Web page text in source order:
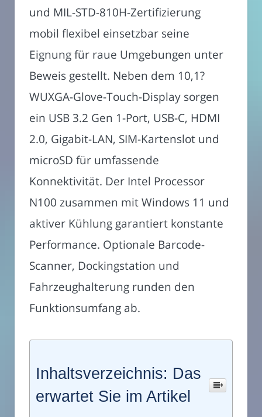
und MIL-STD-810H-Zertifizierung
mobil flexibel einsetzbar seine
Eignung für raue Umgebungen unter
Beweis gestellt. Neben dem 10,1?
WUXGA-Glove-Touch-Display sorgen
ein USB 3.2 Gen 1-Port, USB-C, HDMI
2.0, Gigabit-LAN, SIM-Kartenslot und
microSD für umfassende
Konnektivität. Der Intel Processor
N100 zusammen mit Windows 11 und
aktiver Kühlung garantiert konstante
Performance. Optionale Barcode-
Scanner, Dockingstation und
Fahrzeughalterung runden den
Funktionsumfang ab.
Inhaltsverzeichnis: Das
erwartet Sie im Artikel